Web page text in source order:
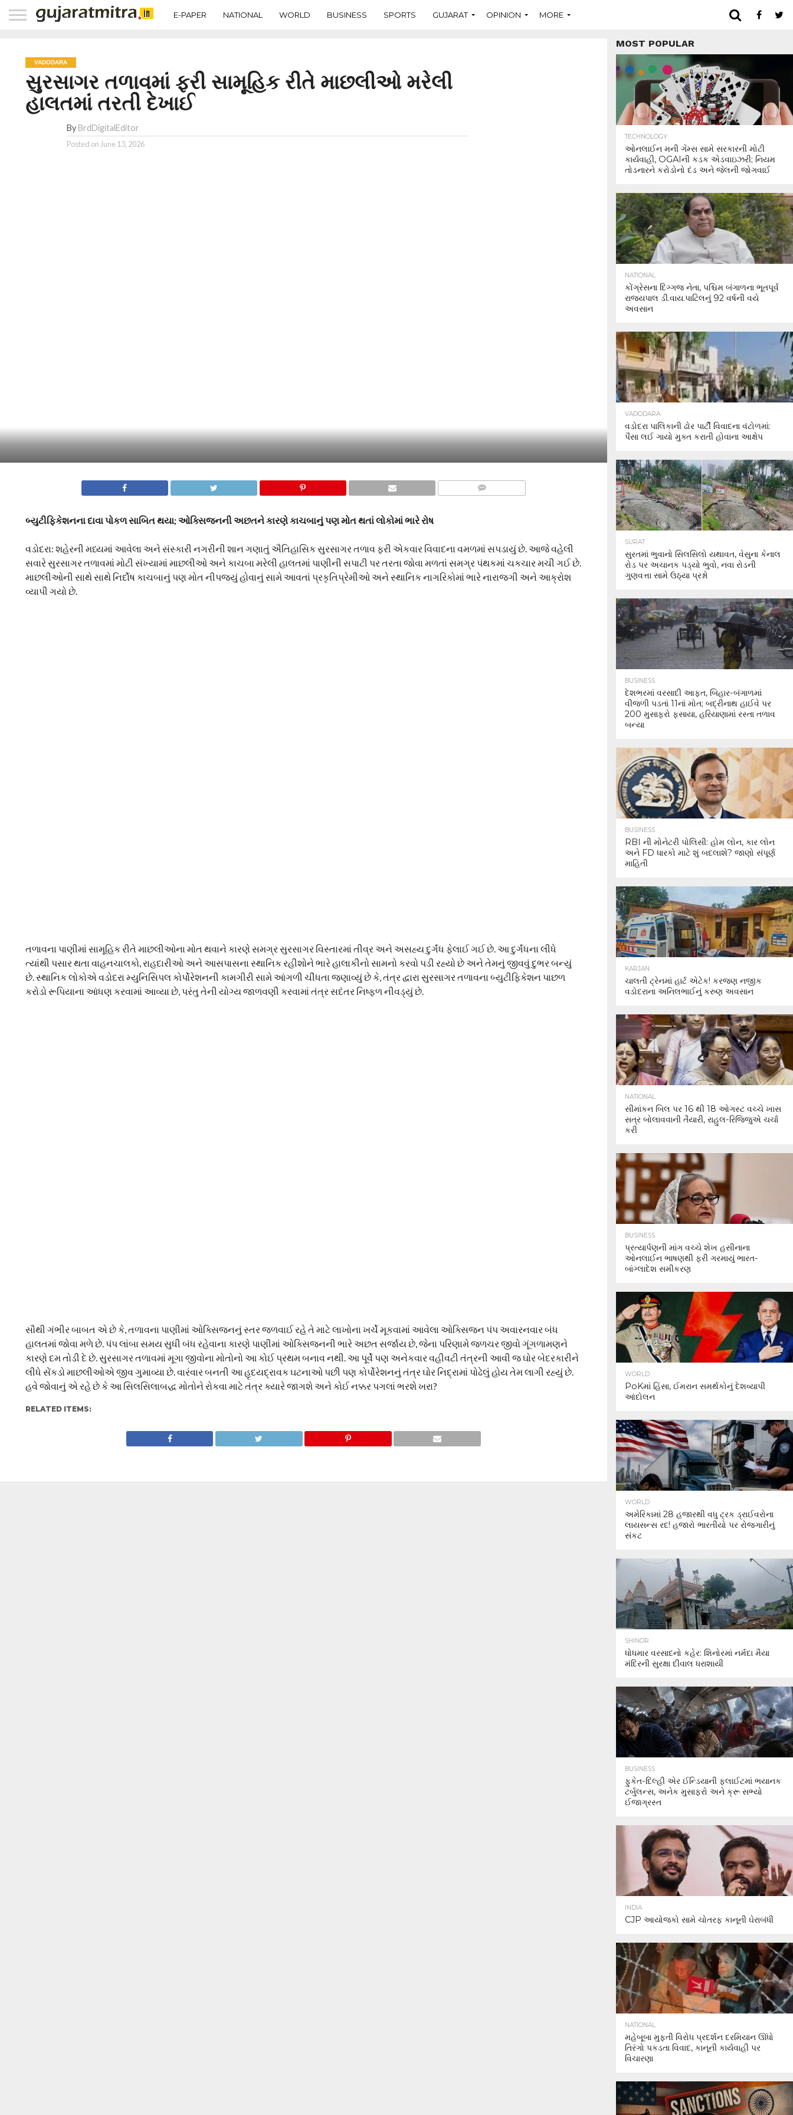
E-PAPER NATIONAL WORLD BUSINESS SPORTS GUJARAT OPINION MORE
VADODARA
સુરસાગર તળાવમાં ફરી સામૂહિક રીતે માછલીઓ મરેલી
હાલતમાં તરતી દેખાઈ
By BrdDigitalEditor
Posted on June 13, 2026
બ્યુટીફિકેશનના દાવા પોકળ સાબિત થયા; ઓક્સિજનની અછતને કારણે કાચબાનું પણ મોત થતાં લોકોમાં ભારે રોષ
વડોદરા: શહેરની મધ્યમાં આવેલા અને સંસ્કારી નગરીની શાન ગણાતું ઐતિહાસિક સુરસાગર તળાવ ફરી એકવાર વિવાદના વમળમાં સપડાયું છે. આજે વહેલી
સવારે સુરસાગર તળાવમાં મોટી સંખ્યામાં માછલીઓ અને કાચબા મરેલી હાલતમાં પાણીની સપાટી પર તરતા જોવા મળતાં સમગ્ર પંથકમાં ચકચાર મચી ગઈ છે.
માછલીઓની સાથે સાથે નિર્દોષ કાચબાનું પણ મોત નીપજ્યું હોવાનું સામે આવતાં પ્રકૃતિપ્રેમીઓ અને સ્થાનિક નાગરિકોમાં ભારે નારાજગી અને આક્રોશ
વ્યાપી ગયો છે.
તળાવના પાણીમાં સામૂહિક રીતે માછલીઓના મોત થવાને કારણે સમગ્ર સુરસાગર વિસ્તારમાં તીવ્ર અને અસહ્ય દુર્ગંધ ફેલાઈ ગઈ છે. આ દુર્ગંધના લીધે
ત્યાંથી પસાર થતા વાહનચાલકો, રાહદારીઓ અને આસપાસના સ્થાનિક રહીશોને ભારે હાલાકીનો સામનો કરવો પડી રહ્યો છે અને તેમનું જીવવું દુભર બન્યું
છે. સ્થાનિક લોકોએ વડોદરા મ્યુનિસિપલ કોર્પોરેશનની કામગીરી સામે આંગળી ચીંધતા જણાવ્યું છે કે, તંત્ર દ્વારા સુરસાગર તળાવના બ્યુટીફિકેશન પાછળ
કરોડો રૂપિયાના આંધણ કરવામાં આવ્યા છે, પરંતુ તેની યોગ્ય જાળવણી કરવામાં તંત્ર સદંતર નિષ્ફળ નીવડ્યું છે.
​સૌથી ગંભીર બાબત એ છે કે, તળાવના પાણીમાં ઓક્સિજનનું સ્તર જળવાઈ રહે તે માટે લાખોના ખર્ચે મૂકવામાં આવેલા ઓક્સિજન પંપ અવારનવાર બંધ
હાલતમાં જોવા મળે છે. પંપ લાંબા સમય સુધી બંધ રહેવાના કારણે પાણીમાં ઓક્સિજનની ભારે અછત સર્જાય છે, જેના પરિણામે જળચર જીવો ગૂંગળામણને
કારણે દમ તોડી દે છે. સુરસાગર તળાવમાં મૂગા જીવોના મોતોનો આ કોઈ પ્રથમ બનાવ નથી. આ પૂર્વે પણ અનેકવાર વહીવટી તંત્રની આવી જ ઘોર બેદરકારીને
લીધે સેંકડો માછલીઓએ જીવ ગુમાવ્યા છે. વારંવાર બનતી આ હૃદયદ્રાવક ઘટનાઓ પછી પણ કોર્પોરેશનનું તંત્ર ઘોર નિદ્રામાં પોઢેલું હોય તેમ લાગી રહ્યું છે.
હવે જોવાનું એ રહે છે કે આ સિલસિલાબદ્ધ મોતોને રોકવા માટે તંત્ર ક્યારે જાગશે અને કોઈ નક્કર પગલાં ભરશે ખરા?
RELATED ITEMS:
MOST POPULAR
TECHNOLOGY
ઓનલાઈન મની ગેમ્સ સામે સરકારની મોટી
કાર્યવાહી, OGAIની કડક એડવાઇઝરી; નિયમ
તોડનારને કરોડોનો દંડ અને જેલની જોગવાઈ
NATIONAL
કોંગ્રેસના દિગ્ગજ નેતા, પશ્ચિમ બંગાળના ભૂતપૂર્વ
રાજ્યપાલ ડી.વાય.પાટિલનું 92 વર્ષની વયે
અવસાન
VADODARA
વડોદરા પાલિકાની ઢોર પાર્ટી વિવાદના વંટોળમાં:
પૈસા લઈ ગાયો મુક્ત કરાતી હોવાના આક્ષેપ
SURAT
સુરતમાં ભુવાનો સિલસિલો યથાવત, વેસુના કેનાલ
રોડ પર અચાનક પડ્યો ભુવો, નવા રોડની
ગુણવત્તા સામે ઉઠ્યા પ્રશ્નો
BUSINESS
દેશભરમાં વરસાદી આફત, બિહાર-બંગાળમાં
વીજળી પડતાં 11નાં મોત; બદ્રીનાથ હાઈવે પર
200 મુસાફરો ફસાયા, હરિયાણામાં રસ્તા તળાવ
બન્યા
BUSINESS
RBI ની મોનેટરી પોલિસી: હોમ લોન, કાર લોન
અને FD ધારકો માટે શું બદલાશે? જાણો સંપૂર્ણ
માહિતી
KARJAN
ચાલતી ટ્રેનમાં હાર્ટ એટેક! કરજણ નજીક
વડોદરાના અનિલભાઈનું કરુણ અવસાન
NATIONAL
સીમાંકન બિલ પર 16 થી 18 ઓગસ્ટ વચ્ચે ખાસ
સત્ર બોલાવવાની તૈયારી, રાહુલ-રિજિજુએ ચર્ચા
કરી
BUSINESS
પ્રત્યાર્પણની માંગ વચ્ચે શેખ હસીનાના
ઓનલાઈન ભાષણથી ફરી ગરમાયું ભારત-
બાંગ્લાદેશ સમીકરણ
WORLD
PoKમાં હિંસા, ઈમરાન સમર્થકોનું દેશવ્યાપી
આંદોલન
WORLD
અમેરિકામાં 28 હજારથી વધુ ટ્રક ડ્રાઈવરોના
લાયસન્સ રદ! હજારો ભારતીયો પર રોજગારીનું
સંકટ
SHINOR
ધોધમાર વરસાદનો કહેર: શિનોરમાં નર્મદા મૈયા
મંદિરની સુરક્ષા દીવાલ ધરાશાયી
BUSINESS
ફુકેત-દિલ્હી એર ઈન્ડિયાની ફ્લાઈટમાં ભયાનક
ટર્બુલન્સ, અનેક મુસાફરો અને ક્રૂ સભ્યો
ઈજાગ્રસ્ત
INDIA
CJP આયોજકો સામે ચોતરફ કાનૂની ઘેરાબંધી
NATIONAL
મહેબૂબા મુફ્તી વિરોધ પ્રદર્શન દરમિયાન ઊંધો
તિરંગો પકડતા વિવાદ, કાનૂની કાર્યવાહી પર
વિચારણા